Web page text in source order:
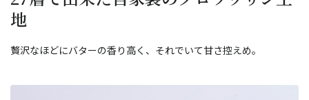
地
贅沢なほどにバターの香り高く、それでいて甘さ控えめ。